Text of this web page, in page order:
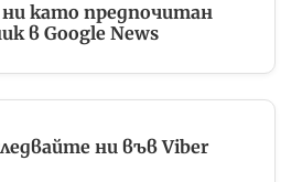
като предпочитан
в Google News
ни във Viber